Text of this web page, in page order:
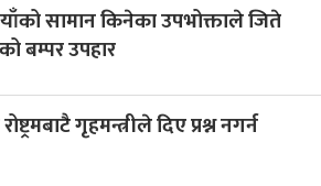
सामान किनेका उपभोक्ताले जिते
बम्पर उपहार
गृहमन्त्रीले दिए प्रश्न नगर्न